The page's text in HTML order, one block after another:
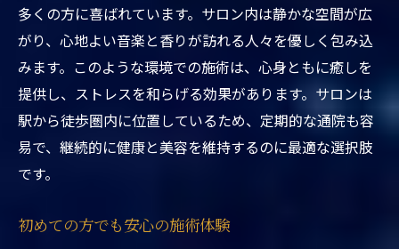
区駅近ヘッドスパ
経験豊富なスタッフによる施術
お客様のニーズに応じたプラン
駅近の便利さと高い技術力
安心して任せられるプロのケア
東京都台東区の駅近サロンで感じる贅沢なリラ
多くの方に喜ばれています。サロン内は静かな空間が広
がり、心地よい音楽と香りが訪れる人々を優しく包み込
みます。このような環境での施術は、心身ともに癒しを
提供し、ストレスを和らげる効果があります。サロンは
駅から徒歩圏内に位置しているため、定期的な通院も容
易で、継続的に健康と美容を維持するのに最適な選択肢
です。
初めての方でも安心の施術体験